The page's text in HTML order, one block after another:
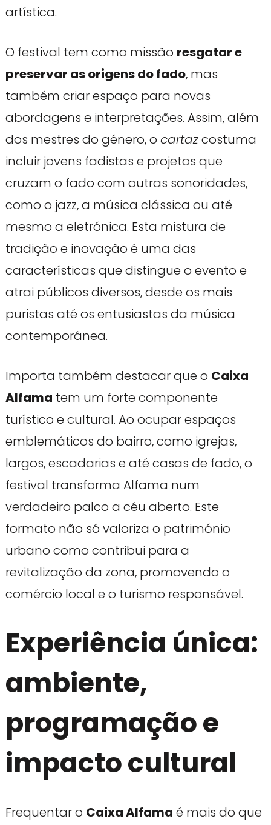
artística.
O festival tem como missão resgatar e
preservar as origens do fado, mas
também criar espaço para novas
abordagens e interpretações. Assim, além
dos mestres do género, o cartazcostuma
incluir jovens fadistas e projetos que
cruzam o fado com outras sonoridades,
como o jazz, a música clássica ou até
mesmo a eletrónica. Esta mistura de
tradição e inovação é uma das
características que distingue o evento e
atrai públicos diversos, desde os mais
puristas até os entusiastas da música
contemporânea.
Importa também destacar que o Caixa
Alfama tem um forte componente
turístico e cultural. Ao ocupar espaços
emblemáticos do bairro, como igrejas,
largos, escadarias e até casas de fado, o
festival transforma Alfama num
verdadeiro palco a céu aberto. Este
formato não só valoriza o património
urbano como contribui para a
revitalização da zona, promovendo o
comércio local e o turismo responsável.
Experiência única:
ambiente,
programação e
impacto cultural
Frequentar o Caixa Alfama é mais do que